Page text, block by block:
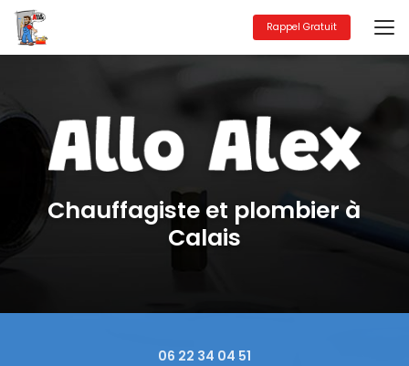
Aller
au
contenu
principal
Rappel Gratuit
Chauffagiste et plombier à
Calais
06 22 34 04 51